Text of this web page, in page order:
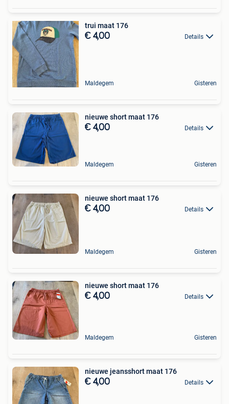
trui maat 176
€ 4,00 Details
Maldegem Gisteren
nieuwe short maat 176
€ 4,00 Details
Maldegem Gisteren
nieuwe short maat 176
€ 4,00 Details
Maldegem Gisteren
nieuwe short maat 176
€ 4,00 Details
Maldegem Gisteren
nieuwe jeansshort maat 176
€ 4,00 Details